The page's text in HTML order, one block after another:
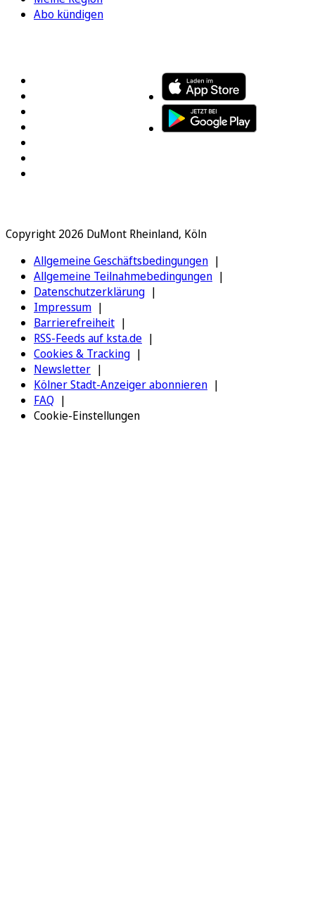
Abo kündigen
Copyright 2026 DuMont Rheinland, Köln
Allgemeine Geschäftsbedingungen
Allgemeine Teilnahmebedingungen
Datenschutzerklärung
Impressum
Barrierefreiheit
RSS-Feeds auf ksta.de
Cookies & Tracking
Newsletter
Kölner Stadt-Anzeiger abonnieren
FAQ
Cookie-Einstellungen